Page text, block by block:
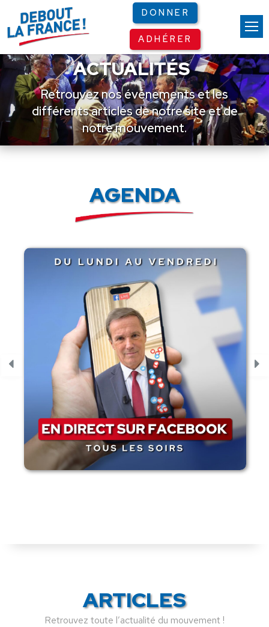
DONNER
ADHÉRER
ACTUALITÉS
Retrouvez nos événements et les
différents articles de notre site et de
notre mouvement.
AGENDA
ARTICLES
Retrouvez toute l’actualité du mouvement !
Panneau de gestion des cookies